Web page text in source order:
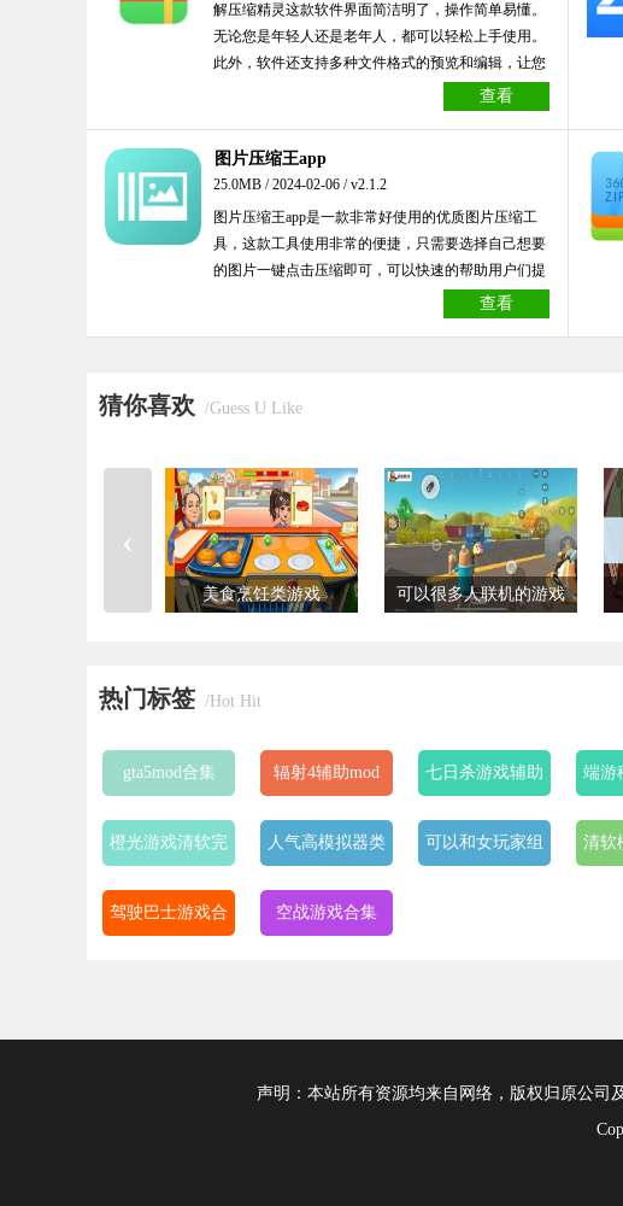
解压缩精灵这款软件界面简洁明了，操作简单易懂。
无论您是年轻人还是老年人，都可以轻松上手使用。
此外，软件还支持多种文件格式的预览和编辑，让您
查看
图片压缩王app
25.0MB / 2024-02-06 / v2.1.2
图片压缩王app是一款非常好使用的优质图片压缩工
具，这款工具使用非常的便捷，只需要选择自己想要
的图片一键点击压缩即可，可以快速的帮助用户们提
高图片压缩效率，并且还有各种文件转换的功能可以
使用，喜欢的赶快来本站点击下载哟！
查看
猜你喜欢 /Guess U Like
美食烹饪类游戏 可以很多人联机的游戏
‹
热门标签 /Hot Hit
gta5mod合集 辐射4辅助mod
推荐
七日杀游戏辅助
工具合集
端游
橙光游戏清软完
结2023
人气高模拟器类
型的手游
可以和女玩家组 清软
驾驶巴士游戏合
空战游戏合集
声明：本站所有资源均来自网络，版权归原公司